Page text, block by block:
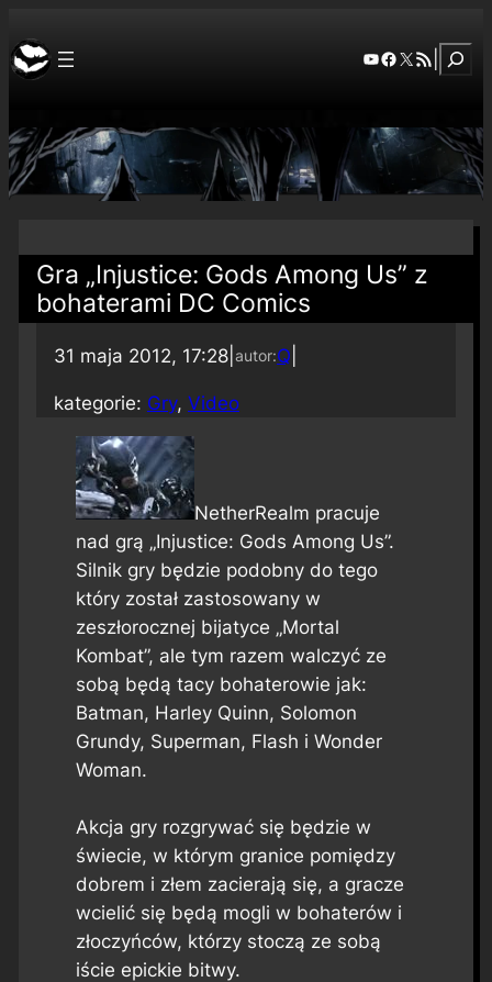
YouTube
Facebook
X RSS Feed
Gra „Injustice: Gods Among Us” z
bohaterami DC Comics
31 maja 2012, 17:28| autor:Q
kategorie: Gry, Video
NetherRealm pracuje
nad grą „Injustice: Gods Among Us”.
Silnik gry będzie podobny do tego
który został zastosowany w
zeszłorocznej bijatyce „Mortal
Kombat”, ale tym razem walczyć ze
sobą będą tacy bohaterowie jak:
Batman, Harley Quinn, Solomon
Grundy, Superman, Flash i Wonder
Woman.
Akcja gry rozgrywać się będzie w
świecie, w którym granice pomiędzy
dobrem i złem zacierają się, a gracze
wcielić się będą mogli w bohaterów i
złoczyńców, którzy stoczą ze sobą
iście epickie bitwy.